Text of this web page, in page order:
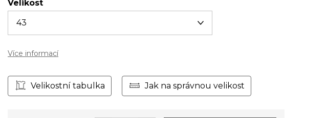
Velikost
Více informací
Velikostní tabulka Jak na správnou velikost